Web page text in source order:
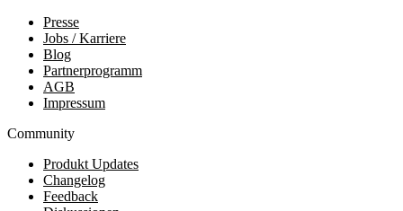
Presse
Jobs / Karriere
Blog
Partnerprogramm
AGB
Impressum
Community
Produkt Updates
Changelog
Feedback